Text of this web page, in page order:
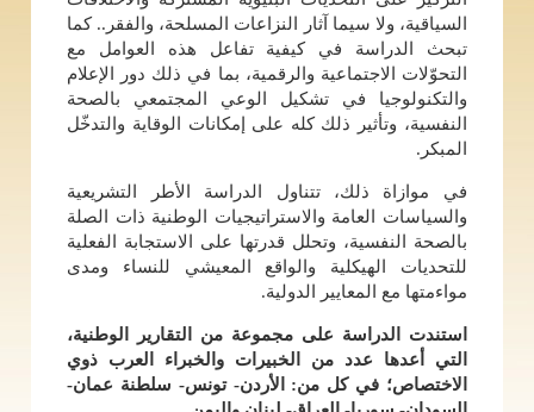
السياقية، ولا سيما آثار النزاعات المسلحة، والفقر.. كما
تبحث الدراسة في كيفية تفاعل هذه العوامل مع
التحوّلات الاجتماعية والرقمية، بما في ذلك دور الإعلام
والتكنولوجيا في تشكيل الوعي المجتمعي بالصحة
النفسية، وتأثير ذلك كله على إمكانات الوقاية والتدخّل
المبكر.
في موازاة ذلك، تتناول الدراسة الأطر التشريعية
والسياسات العامة والاستراتيجيات الوطنية ذات الصلة
بالصحة النفسية، وتحلل قدرتها على الاستجابة الفعلية
للتحديات الهيكلية والواقع المعيشي للنساء ومدى
مواءمتها مع المعايير الدولية.
استندت الدراسة على مجموعة من التقارير الوطنية،
التي أعدها عدد من الخبيرات والخبراء العرب ذوي
الاختصاص؛ في كل من: الأردن- تونس- سلطنة عمان-